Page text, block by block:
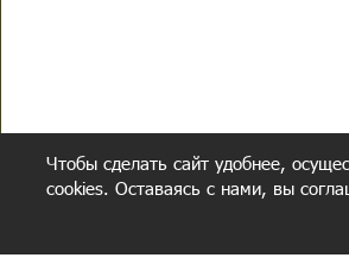
Чтобы сделать сайт удобнее,
cookies. Оставаясь с нами, вы